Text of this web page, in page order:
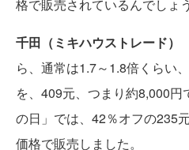
格で販売されているんでしょ
千田（ミキハウストレード）
ら、通常は1.7～1.8倍くらい
を、409元、つまり約8,000
の日」では、42％オフの235
価格で販売しました。